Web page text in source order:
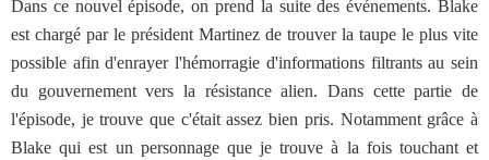
Dans ce nouvel épisode, on prend la suite des événements. Blake
est chargé par le président Martinez de trouver la taupe le plus vite
possible afin d'enrayer l'hémorragie d'informations filtrants au sein
du gouvernement vers la résistance alien. Dans cette partie de
l'épisode, je trouve que c'était assez bien pris. Notamment grâce à
Blake qui est un personnage que je trouve à la fois touchant et